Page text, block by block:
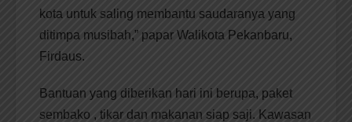
kota untuk saling membantu saudaranya yang
d‎itimpa musibah,” papar Walikota Pekanbaru,
Firdaus.
Bantuan yang diberikan hari ini berupa, paket
sembako , tikar dan makanan siap saji. Kawasan